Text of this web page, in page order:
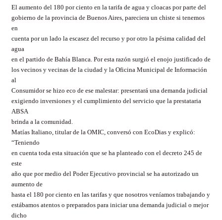
El aumento del 180 por ciento en la tarifa de agua y cloacas por parte del
gobierno de la provincia de Buenos Aires, pareciera un chiste si tenemos
en
cuenta por un lado la escasez del recurso y por otro la pésima calidad del
agua
en el partido de Bahía Blanca. Por esta razón surgió el enojo justificado de
los vecinos y vecinas de la ciudad y la Oficina Municipal de Información
al
Consumidor se hizo eco de ese malestar: presentará una demanda judicial
exigiendo inversiones y el cumplimiento del servicio que la prestataria
ABSA
brinda a la comunidad.
Matías Italiano, titular de la OMIC, conversó con EcoDias y explicó:
“Teniendo
en cuenta toda esta situación que se ha planteado con el decreto 245 de
este
año que por medio del Poder Ejecutivo provincial se ha autorizado un
aumento de
hasta el 180 por ciento en las tarifas y que nosotros veníamos trabajando y
estábamos atentos o preparados para iniciar una demanda judicial o mejor
dicho